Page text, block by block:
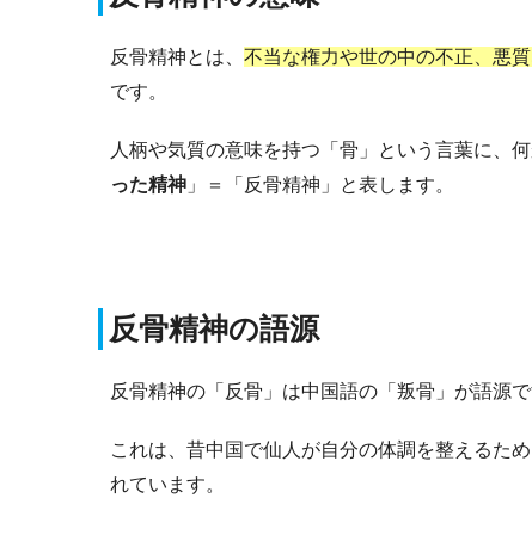
反骨精神とは、 不当な権力や世の中の不正、悪
です。
人柄や気質の意味を持つ「骨」という言葉に、
った精神 」＝「反骨精神」と表します。
反骨精神の語源
反骨精神の「反骨」は中国語の「叛骨」が語源で
これは、昔中国で仙人が自分の体調を整えるた
れています。